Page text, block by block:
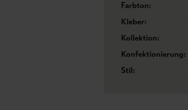
Farbton:
Kleber:
Kollektion:
Konfektionierung:
Stil: